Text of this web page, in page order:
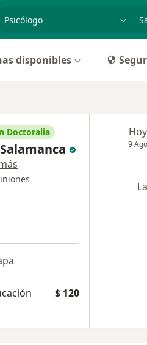
especialidad, enfermedad o
disponibles
Doctoralia
$ 120
Hoy
9 Ago